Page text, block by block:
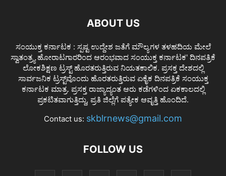
ABOUT US
ಸಂಯುಕ್ತ ಕರ್ನಾಟಕ : ಸ್ಪಷ್ಟ ಉದ್ದೇಶ ಜತೆಗೆ ಮೌಲ್ಯಗಳ ತಳಹದಿಯ ಮೇಲೆ
ಸ್ವಾತಂತ್ರ್ಯ ಹೋರಾಟಗಾರರಿಂದ ಆರಂಭವಾದ ಸಂಯುಕ್ತ ಕರ್ನಾಟಕ' ದಿನಪತ್ರಿಕೆ
ಲೋಕಶಿಕ್ಷಣ ಟ್ರಸ್ಟ್ ಹೊರತರುತ್ತಿರುವ ನಿಯತಕಾಲಿಕ. ಪ್ರಸಕ್ತ ದೇಶದಲ್ಲಿ
ಸಾರ್ವಜನಿಕ ಟ್ರಸ್ಟ್‌ವೊಂದು ಹೊರತರುತ್ತಿರುವ ಏಕೈಕ ದಿನಪತ್ರಿಕೆ ಸಂಯುಕ್ತ
ಕರ್ನಾಟಕ ಮಾತ್ರ. ಪ್ರಸಕ್ತ ರಾಜ್ಯಾದ್ಯಂತ ಆರು ಕಡೆಗಳಿಂದ ಏಕಕಾಲದಲ್ಲಿ
ಪ್ರಕಟಿತವಾಗುತ್ತಿದ್ದು, ಪ್ರತಿ ಜಿಲ್ಲೆಗೆ ಪತ್ಯೇಕ ಆವೃತ್ತಿ ಹೊಂದಿದೆ.
Contact us: skblrnews@gmail.com
FOLLOW US